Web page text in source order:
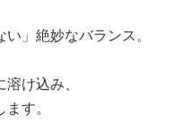
」絶妙なバランス。
け込み、
す。